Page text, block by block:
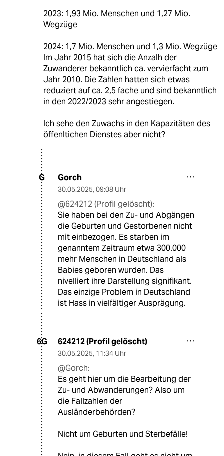
2023: 1,93 Mio. Menschen und 1,27 Mio.
Wegzüge
2024: 1,7 Mio. Menschen und 1,3 Mio. Wegzüge
Im Jahr 2015 hat sich die Anzalh der
Zuwanderer bekanntlich ca. vervierfacht zum
Jahr 2010. Die Zahlen hatten sich etwas
reduziert auf ca. 2,5 fache und sind bekanntlich
in den 2022/2023 sehr angestiegen.
Ich sehe den Zuwachs in den Kapazitäten des
öffenltichen Dienstes aber nicht?
G Gorch
30.05.2025, 09:08 Uhr
@624212 (Profil gelöscht):
Sie haben bei den Zu- und Abgängen
die Geburten und Gestorbenen nicht
mit einbezogen. Es starben im
genanntem Zeitraum etwa 300.000
mehr Menschen in Deutschland als
Babies geboren wurden. Das
nivelliert ihre Darstellung signifikant.
Das einzige Problem in Deutschland
ist Hass in vielfältiger Ausprägung.
6G 624212 (Profil gelöscht)
30.05.2025, 11:34 Uhr
@Gorch:
Es geht hier um die Bearbeitung der
Zu- und Abwanderungen? Also um
die Fallzahlen der
Ausländerbehörden?
Nicht um Geburten und Sterbefälle!